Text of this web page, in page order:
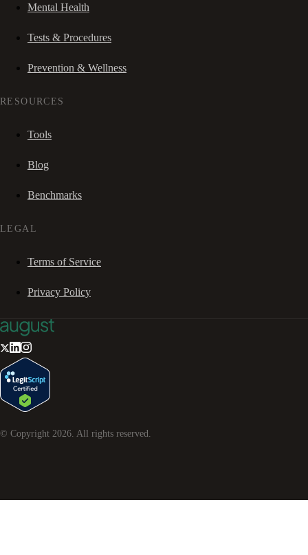
Mental Health
Tests & Procedures
Prevention & Wellness
RESOURCES
Tools
Blog
Benchmarks
LEGAL
Terms of Service
Privacy Policy
© Copyright 2026 . All rights reserved.